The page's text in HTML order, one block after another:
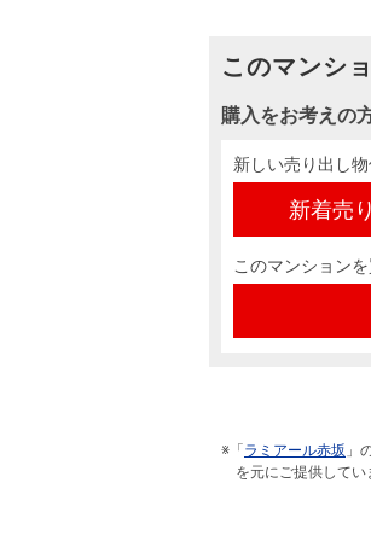
このマンシ
購入をお考えの
新しい売り出し
新着売
このマンション
※「 ラミアール赤坂 」
を元にご提供してい